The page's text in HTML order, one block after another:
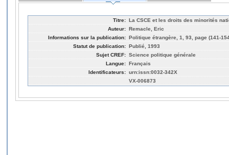
Titre: La CSCE et les droits des minorités
Auteur: Remacle, Eric
Informations sur la publication: Politique étrangère, 1, 93, page (141-
Statut de publication: Publié, 1993
Sujet CREF: Science politique générale
Langue: Français
Identificateurs: urn:issn:0032-342X
VX-006873